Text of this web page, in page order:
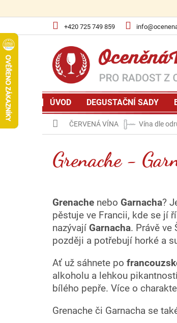
+420 725 749 859
ÚVOD DEGUSTAČNÍ SADY
Domů
ČERVENÁ VÍNA Vína dle
Grenache -
Grenache nebo Garnacha?
pěstuje ve Francii, kde se jí
nazývají Garnacha. Právě
později a potřebují horké a
Ať už sáhnete po
alkoholu a lehkou
bílého pepře. Více o
Grenache či Garnacha se